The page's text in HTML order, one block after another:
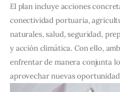
El plan incluye acciones
conectividad portuaria,
naturales, salud, seguridad,
y acción climática. Con ello,
enfrentar de manera conjunta
aprovechar nuevas